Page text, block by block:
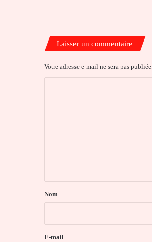
Laisser un commentaire
Votre adresse e-mail ne sera pas publiée.
a
e
Nom
E-mail